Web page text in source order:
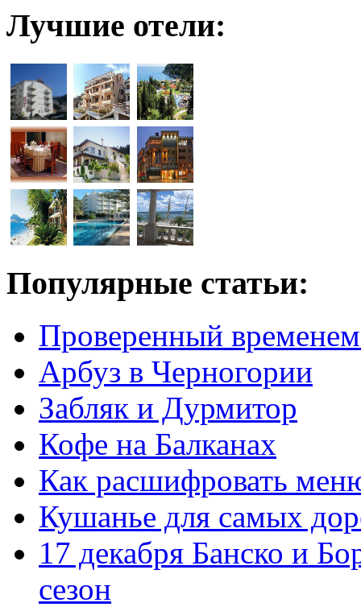
Лучшие отели:
Популярные статьи:
Проверенный временем
Арбуз в Черногории
Забляк и Дурмитор
Кофе на Балканах
Как расшифровать
Кушанье для самых
17 декабря Банско и
сезон